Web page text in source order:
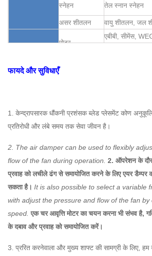
स्नेहन तेल स्नान स्नेहन
असर शीतलन वायु शीतलन, जल
प्रणाली
मोटर
एबीबी, सीमेंस,
प्ररित करनेवाला
प्रवेश शंकु,
Q235, Q345,
SS316, HG785,
मुख्य शाफ्ट
45 # स्टील (उच्च
केन्द्रापसारक
एक्चुएटर, शॉक आइसोलेटर, डायफ्राम
फायदे और सुविधाएँ
1. केन्द्रापसारक धौंकनी प्रशंसक ब्लेड प्लेसमेंट कोण
प्रतिरोधी और लंबे समय तक सेवा जीवन है।
2. The air damper can be used to flexibly
flow of the fan during operation. 2. ऑपरेशन के
प्रवाह को लचीले ढंग से समायोजित करने के लिए एयर डैम्पर
सकता है। It is also possible to select a variable
with adjust the pressure and flow of the fan by
speed. एक चर आवृत्ति मोटर का चयन करना भी संभव है,
के दबाव और प्रवाह को समायोजित करें।
3. प्ररित करनेवाला और मुख्य शाफ्ट की सामग्री के लिए, हम